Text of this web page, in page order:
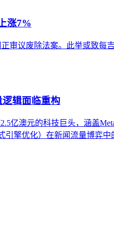
涨7%
审议废除法案。此举或致
辑面临重构
亿澳元的科技巨头，涵盖
擎优化）在新闻流量博弈中